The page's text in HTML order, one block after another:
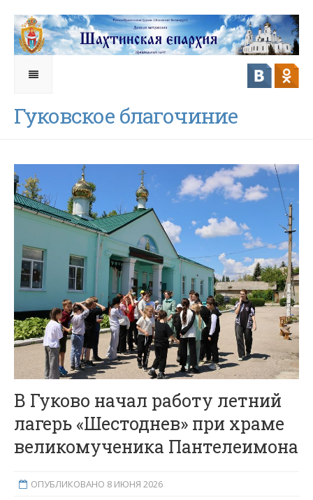
Гуковское благочиние
В Гуково начал работу летний
лагерь «Шестоднев» при храме
великомученика Пантелеимона
ОПУБЛИКОВАНО 8 ИЮНЯ 2026